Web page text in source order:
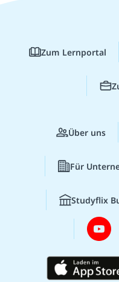
Zum Lernportal
Über uns
Für
Studyflix